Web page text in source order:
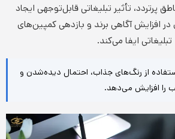
پرتردد، تأثیر تبلیغاتی قابل‌توجهی ایجاد
افزایش آگاهی برند و بازدهی کمپین‌های
تبلیغاتی ایفا می‌کند.
از رنگ‌های جذاب، احتمال دیده‌شدن و
را افزایش می‌دهد.